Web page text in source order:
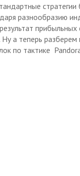
разнообразию
прибыльных
а теперь разберем
по тактике